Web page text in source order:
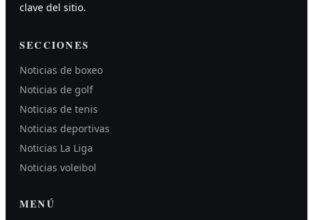
clave del sitio.
SECCIONES
Noticias de boxeo
Noticias de golf
Noticias de tenis
Noticias deportivas
Noticias La Liga
Noticias voleibol
MENÚ